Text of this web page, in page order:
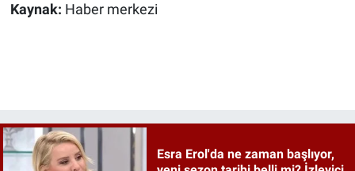
Kaynak: Haber merkezi
Esra Erol'da ne zaman başlıyor,